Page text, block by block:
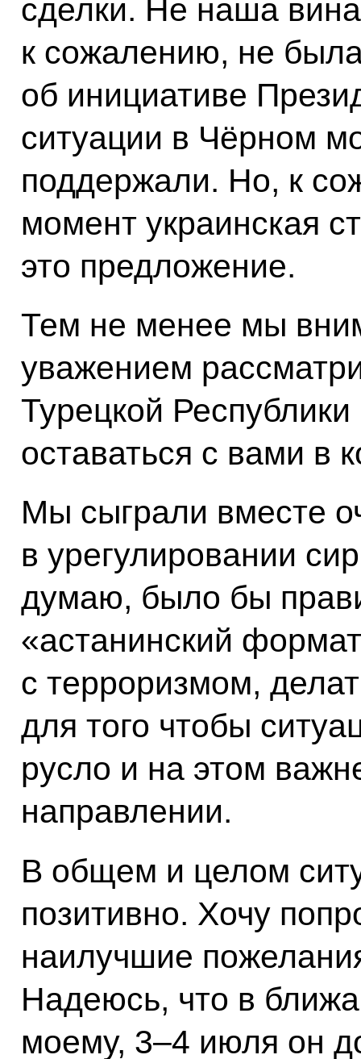
сделки. Не наша
к сожалению, не
об инициативе
ситуации в Чёрном
поддержали. Но, к
момент украинская
это предложение.
Тем не менее мы
уважением
Турецкой
оставаться с вами в
Мы сыграли вместе
в урегулировании
думаю, было бы
«астанинский
с терроризмом,
для того чтобы
русло и на этом
направлении.
В общем и целом
позитивно. Хочу
наилучшие
Надеюсь, что в
моему, 3–4 июля он